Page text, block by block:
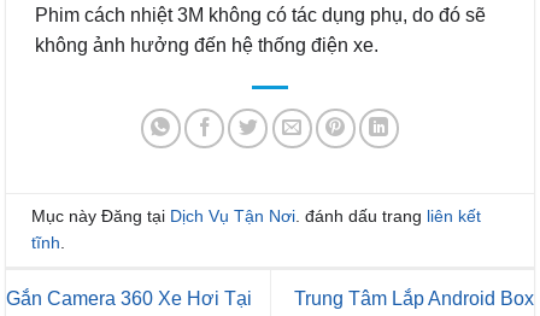
Phim cách nhiệt 3M không có tác dụng phụ, do đó sẽ
không ảnh hưởng đến hệ thống điện xe.
Mục này Đăng tại Dịch Vụ Tận Nơi. đánh dấu trang liên kết
tĩnh.
Gắn Camera 360 Xe Hơi Tại
Trung Tâm Lắp Android Box